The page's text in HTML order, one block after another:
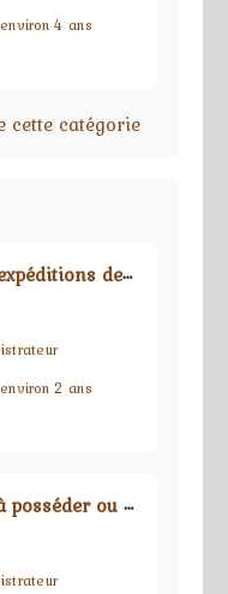
4 ans
cette catégorie
A
ide FOE assistant pour expéditions de guilde
2 ans
L
es grands monuments à posséder ou à fuir !